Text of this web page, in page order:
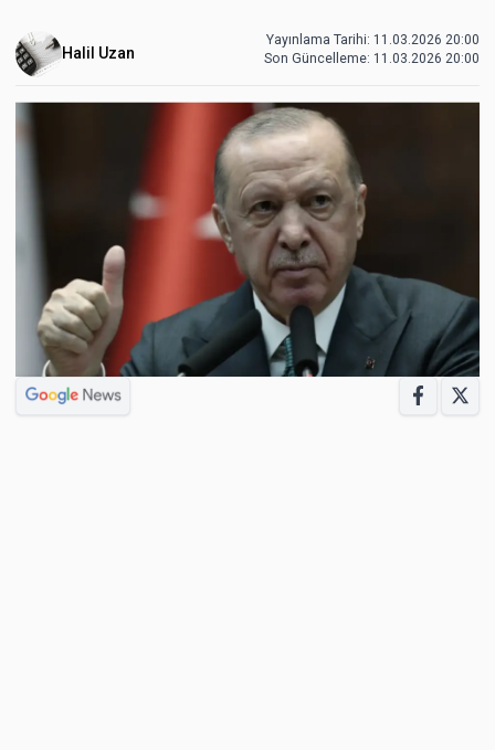
Halil Uzan
Yayınlama Tarihi: 11.03.2026 20:00
Son Güncelleme: 11.03.2026 20:00